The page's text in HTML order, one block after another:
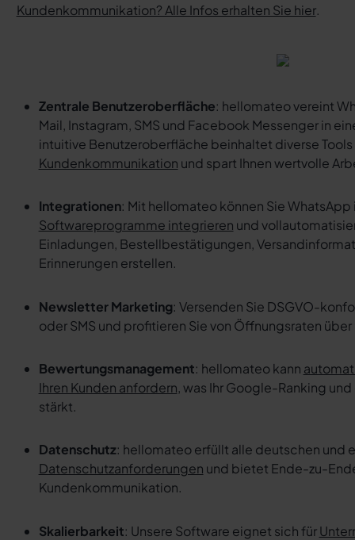
Kundenkommunikation? Alle Infos erhalten Sie hier.
Zentrale Benutzeroberfläche: hellomateo vereint
Mail, Instagram, SMS und Facebook Messenger in
intuitive Benutzeroberfläche beinhaltet diverse
Kundenkommunikation und spart Ihnen wertvolle
Integrationen: Mit hellomateo können Sie WhatsApp
Softwareprogramme integrieren und
Einladungen, Bestellbestätigungen,
Erinnerungen erstellen.
Newsletter Marketing: Versenden Sie DSGVO-
oder SMS und profitieren Sie von Öffnungsraten über
Bewertungsmanagement: hellomateo kann
Ihren Kunden anfordern, was Ihr Google-Ranking
stärkt.
Datenschutz: hellomateo erfüllt alle deutschen und
Datenschutzanforderungen und bietet Ende-zu-
Kundenkommunikation.
Skalierbarkeit: Unsere Software eignet sich für